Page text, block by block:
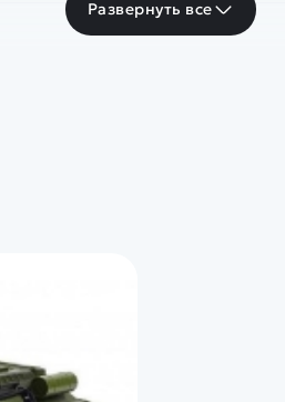
Развернуть все